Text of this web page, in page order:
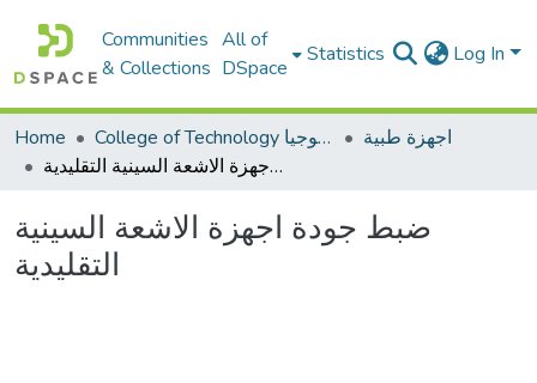
Communities
& Collections
All of
DSpace
Statistics Log In
Home College of Technology كلية التكنولوجيا
اجهزة طبية
ضبط جودة اجهزة الاشعة السينية التقليدية
ضبط جودة اجهزة الاشعة السينية
التقليدية